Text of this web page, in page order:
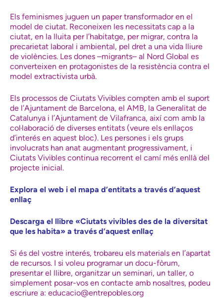
Els feminismes juguen un paper transformador en el
model de ciutat. Reconeixen les necessitats cap a la
ciutat, en la lluita per l’habitatge, per migrar, contra la
precarietat laboral i ambiental, pel dret a una vida lliure
de violències. Les dones –migrants– al Nord Global es
converteixen en protagonistes de la resistència contra el
model extractivista urbà.
Els processos de Ciutats Vivibles compten amb el suport
de l’Ajuntament de Barcelona, el AMB, la Generalitat de
Catalunya i l’Ajuntament de Vilafranca, així com amb la
col·laboració de diverses entitats (veure els enllaços
d’interés en aquest bloc). Les persones i els grups
involucrats han anat augmentant progressivament, i
Ciutats Vivibles continua recorrent el camí més enllà del
projecte inicial.
Explora el web i el mapa d’entitats a través d’aquest
enllaç
Descarga el llibre «Ciutats vivibles des de la diversitat
que les habita» a través d’aquest enllaç
Si és del vostre interés, trobareu els materials en l’apartat
de recursos. I si voleu programar un docu-fòrum,
presentar el llibre, organitzar un seminari, un taller, o
simplement posar-vos en contacte amb nosaltres, podeu
escriure a: educacio@entrepobles.org